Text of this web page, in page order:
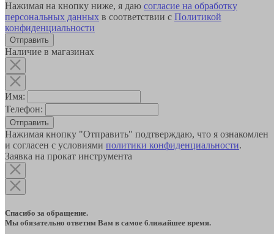
Нажимая на кнопку ниже, я даю согласие на обработку
персональных данных в соответствии с Политикой
конфиденциальности
Наличие в магазинах
Имя:
Телефон:
Отправить
Нажимая кнопку "Отправить" подтверждаю, что я ознакомлен
и согласен с условиями политики конфиденциальности.
Заявка на прокат инструмента
Спасибо за обращение.
Мы обязательно ответим Вам в самое ближайшее время.